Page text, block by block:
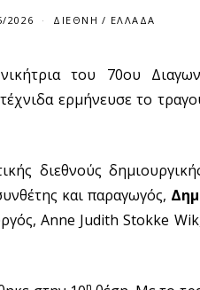
2026 ΔΙΕΘΝΉ / ΕΛΛΆΔΑ
του 70ου
ερμήνευσε το
διεθνούς
και παραγωγός,
Anne Judith Stokke Wik,
η